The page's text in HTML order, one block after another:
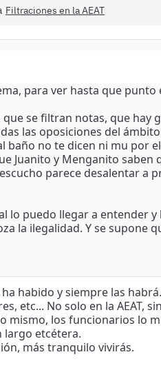
Filtraciones en la AEAT
para ver hasta que
se filtran notas, que
las oposiciones del
baño no te dicen ni mu
Juanito y Menganito
parece desalentar a
puedo llegar a entender
la ilegalidad. Y se supone
habido y siempre las
etc... No solo en la AEAT,
mismo, los funcionarios lo
largo etcétera.
más tranquilo vivirás.